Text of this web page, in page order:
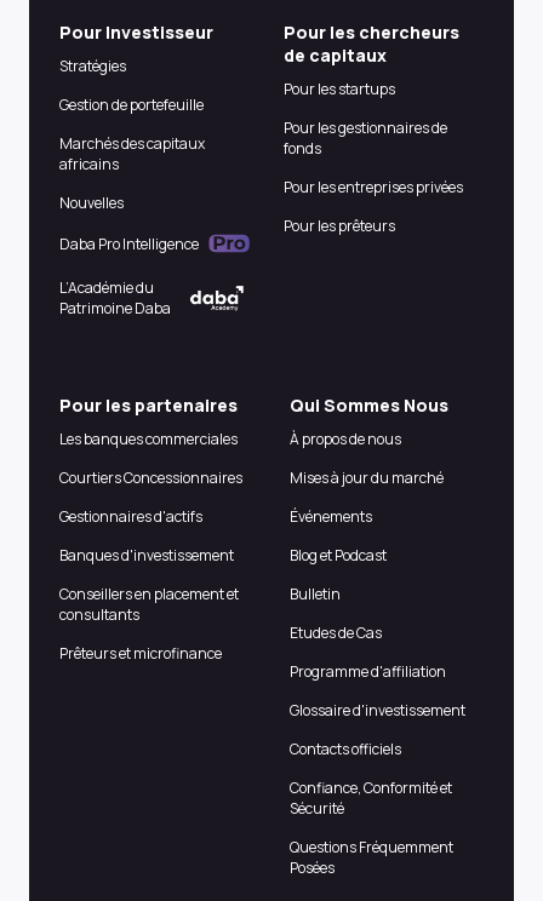
Pour Investisseur
Stratégies
Gestion de portefeuille
Marchés des capitaux
africains
Nouvelles
Daba Pro Intelligence
L’Académie du
Patrimoine Daba
Pour les chercheurs
de capitaux
Pour les startups
Pour les gestionnaires de
fonds
Pour les entreprises privées
Pour les prêteurs
Pour les partenaires
Les banques commerciales
Courtiers Concessionnaires
Gestionnaires d'actifs
Banques d'investissement
Conseillers en placement et
consultants
Prêteurs et microfinance
Qui Sommes Nous
À propos de nous
Mises à jour du marché
Événements
Blog et Podcast
Bulletin
Etudes de Cas
Programme d'affiliation
Glossaire d'investissement
Contacts officiels
Confiance, Conformité et
Sécurité
Questions Fréquemment
Posées